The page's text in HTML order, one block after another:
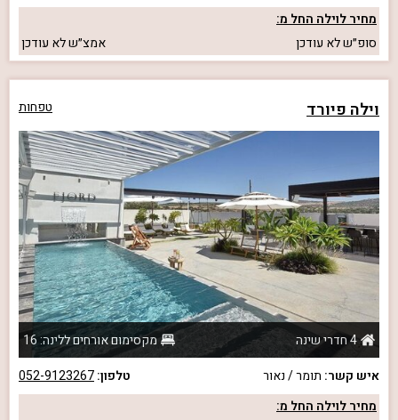
מחיר לוילה החל מ:
סופ״שלא עודכן אמצ״שלא עודכן
וילה פיורד טפחות
4 חדרי שינה
מקסימום אורחים ללינה: 16
איש קשר: תומר / נאור טלפון:052-9123267
מחיר לוילה החל מ: